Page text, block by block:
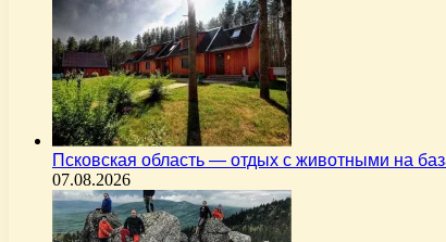
Псковская область — отдых с животными на
07.08.2026